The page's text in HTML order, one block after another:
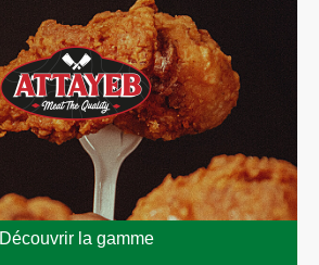
Découvrir la gamme